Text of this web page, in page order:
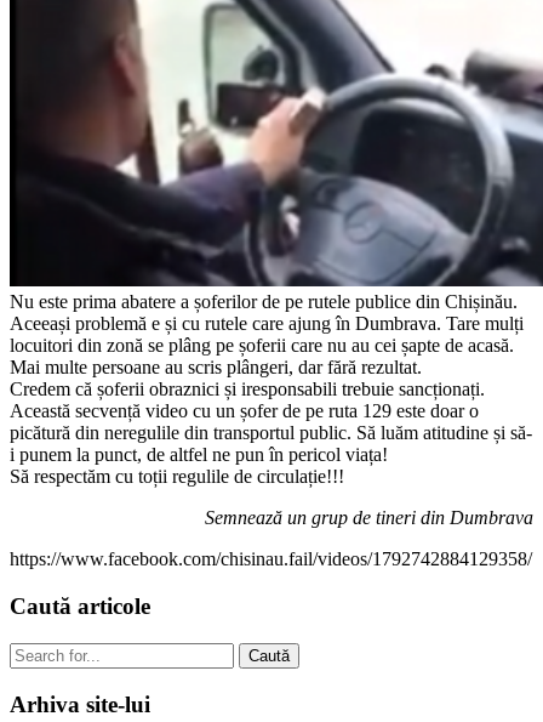
Nu este prima abatere a șoferilor de pe rutele publice din Chișinău.
Aceeași problemă e și cu rutele care ajung în Dumbrava. Tare mulți
locuitori din zonă se plâng pe șoferii care nu au cei șapte de acasă.
Mai multe persoane au scris plângeri, dar fără rezultat.
Credem că șoferii obraznici și iresponsabili trebuie sancționați.
Această secvență video cu un șofer de pe ruta 129 este doar o
picătură din neregulile din transportul public. Să luăm atitudine și să-
i punem la punct, de altfel ne pun în pericol viața!
Să respectăm cu toții regulile de circulație!!!
Semnează un grup de tineri din Dumbrava
https://www.facebook.com/chisinau.fail/videos/1792742884129358/
Caută articole
Caută
Arhiva site-lui